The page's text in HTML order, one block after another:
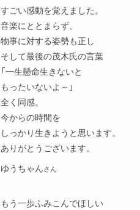
すごい感動を覚えました。
音楽にととまらず、
物事に対する姿勢も正し
そして最後の茂木氏の言葉
「一生懸命生きないと
もったいないよ～」
全く同感。
今からの時間を
しっかり生きようと思います。
ありがとうございます。
ゆうちゃんさん
もう一歩ふみこんでほしい